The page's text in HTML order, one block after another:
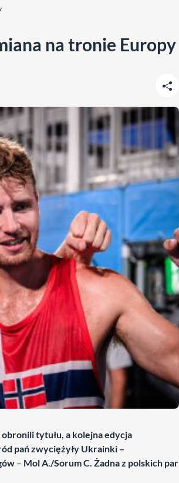
na tronie Europy
tytułu, a kolejna edycja
pań zwyciężyły Ukrainki –
– Mol A./Sorum C. Żadna z polskich par